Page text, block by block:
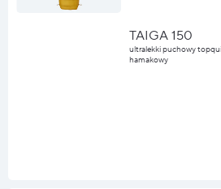
TAIGA 150
ultralekki puchowy
hamakowy